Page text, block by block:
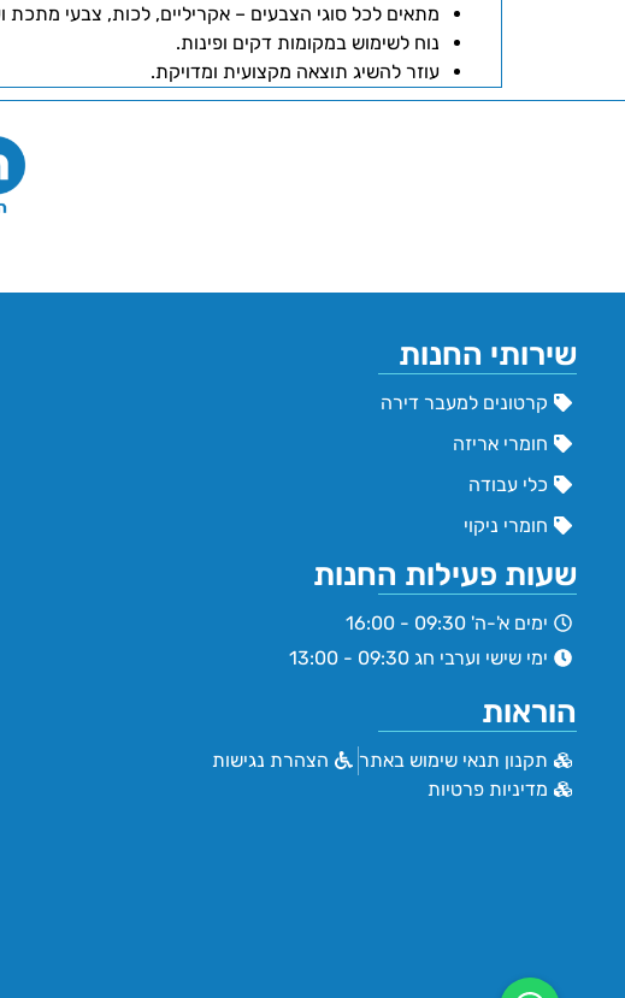
מתאים לכל סוגי הצבעים – אקריליים, לכות, צבעי מתכת
נוח לשימוש במקומות דקים ופינות.
עוזר להשיג תוצאה מקצועית ומדויקת.
שירותי החנות
קרטונים למעבר דירה
חומרי אריזה
כלי עבודה
חומרי ניקוי
שעות פעילות החנות
ימים א'-ה' 09:30 - 16:00
ימי שישי וערבי חג 09:30 - 13:00
הוראות
תקנון תנאי שימוש באתר
הצהרת נגישות
מדיניות פרטיות